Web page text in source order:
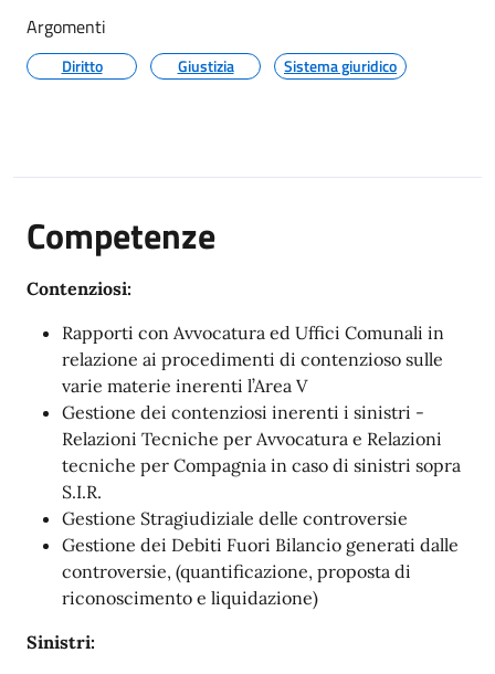
Argomenti
Diritto Giustizia Sistema giuridico
Competenze
Contenziosi:
Rapporti con Avvocatura ed Uffici Comunali in
relazione ai procedimenti di contenzioso sulle
varie materie inerenti l’Area V
Gestione dei contenziosi inerenti i sinistri -
Relazioni Tecniche per Avvocatura e Relazioni
tecniche per Compagnia in caso di sinistri sopra
S.I.R.
Gestione Stragiudiziale delle controversie
Gestione dei Debiti Fuori Bilancio generati dalle
controversie, (quantificazione, proposta di
riconoscimento e liquidazione)
Sinistri: